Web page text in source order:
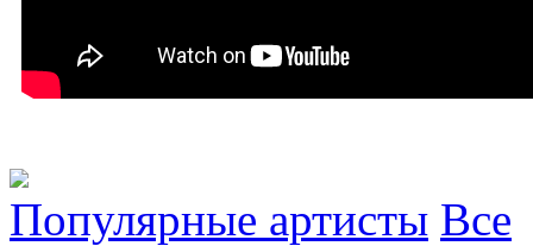
Популярные артисты Все